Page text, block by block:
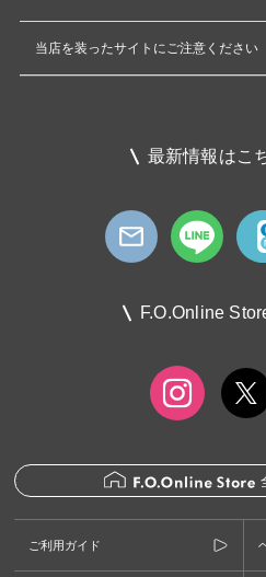
当店を装ったサイトにご注意ください
最新情報はこ
F.O.Online
ご利用ガイド